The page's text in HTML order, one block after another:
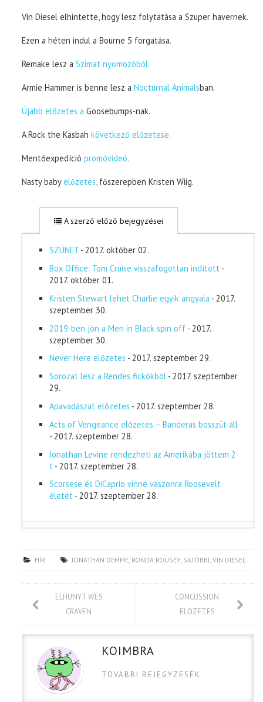
Vin Diesel elhintette, hogy lesz folytatása a Szuper havernek.
Ezen a héten indul a Bourne 5 forgatása.
Remake lesz aSzimat nyomozóból.
Armie Hammer is benne lesz aNocturnal Animalsban.
Újabb előzetes a Goosebumps-nak.
A Rock the Kasbah következő előzetese.
Mentőexpedíciópromóvideó.
Nasty babyelőzetes,főszerepben Kristen Wiig.
A szerző előző bejegyzései
SZÜNET - 2017. október 02.
Box Office: Tom Cruise visszafogottan indított -
2017. október 01.
Kristen Stewart lehet Charlie egyik angyala - 2017.
szeptember 30.
2019-ben jön a Men in Black spin off - 2017.
szeptember 30.
Never Here előzetes - 2017. szeptember 29.
Sorozat lesz a Rendes fickókból - 2017. szeptember
29.
Apavadászat előzetes - 2017. szeptember 28.
Acts of Vengeance előzetes – Banderas bosszút áll
- 2017. szeptember 28.
Jonathan Levine rendezheti az Amerikába jöttem 2-
t - 2017. szeptember 28.
Scorsese és DiCaprio vinné vászonra Roosevelt
életét - 2017. szeptember 28.
HÍR JONATHAN DEMME, RONDA ROUSEY, SATÖBBI,VIN DIESEL
ELHUNYT WES
CRAVEN
CONCUSSION
ELŐZETES
KOIMBRA
TOVABBI BEJEGYZESEK